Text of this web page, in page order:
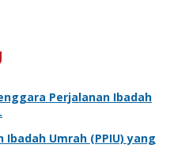
Perjalanan Ibadah
Ibadah Umrah (PPIU) yang